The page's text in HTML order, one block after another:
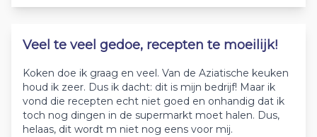
Veel te veel gedoe, recepten te moeilijk!
Koken doe ik graag en veel. Van de Aziatische keuken
houd ik zeer. Dus ik dacht: dit is mijn bedrijf! Maar ik
vond die recepten echt niet goed en onhandig dat ik
toch nog dingen in de supermarkt moet halen. Dus,
helaas, dit wordt m niet nog eens voor mij.